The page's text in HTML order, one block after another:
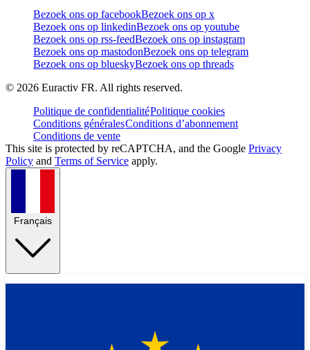
Bezoek ons op facebookBezoek ons op x
Bezoek ons op linkedinBezoek ons op youtube
Bezoek ons op rss-feedBezoek ons op instagram
Bezoek ons op mastodonBezoek ons op telegram
Bezoek ons op blueskyBezoek ons op threads
© 2026 Euractiv FR. All rights reserved.
Politique de confidentialitéPolitique cookies
Conditions généralesConditions d’abonnement
Conditions de vente
This site is protected by reCAPTCHA, and the Google Privacy
Policy and Terms of Service apply.
Français